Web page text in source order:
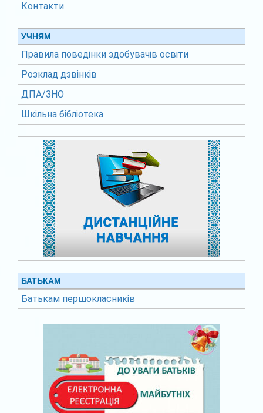
Контакти
УЧНЯМ
Правила поведінки здобувачів освіти
Розклад дзвінків
ДПА/ЗНО
Шкільна бібліотека
БАТЬКАМ
Батькам першокласників